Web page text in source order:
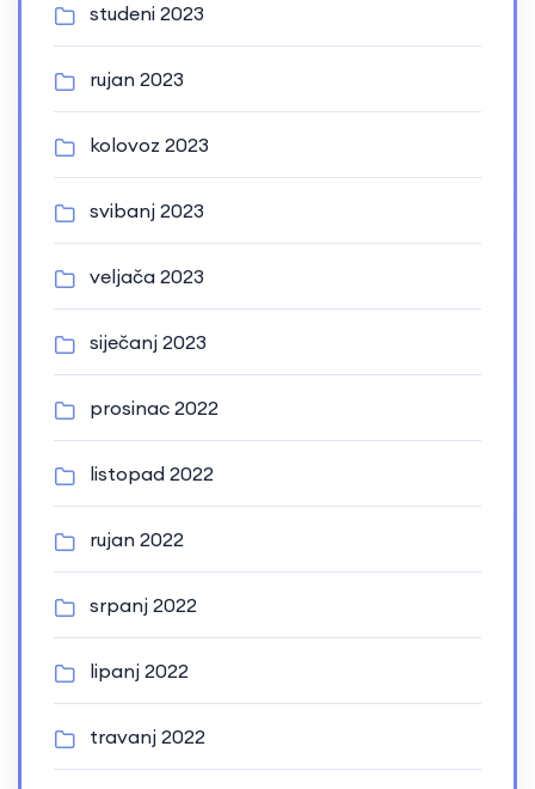
studeni 2023
rujan 2023
kolovoz 2023
svibanj 2023
veljača 2023
siječanj 2023
prosinac 2022
listopad 2022
rujan 2022
srpanj 2022
lipanj 2022
travanj 2022